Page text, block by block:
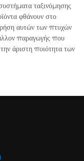
ταξινόμησης
φθάνουν στο
αυτών των πτυχών
παραγωγής που
άριστη ποιότητα των